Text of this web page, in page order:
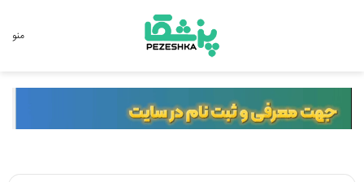
منو